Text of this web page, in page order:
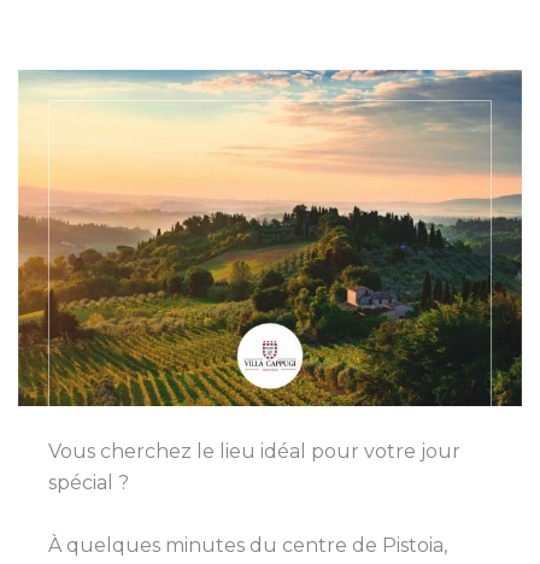
Vous cherchez le lieu idéal pour votre jour
spécial ?
À quelques minutes du centre de Pistoia,